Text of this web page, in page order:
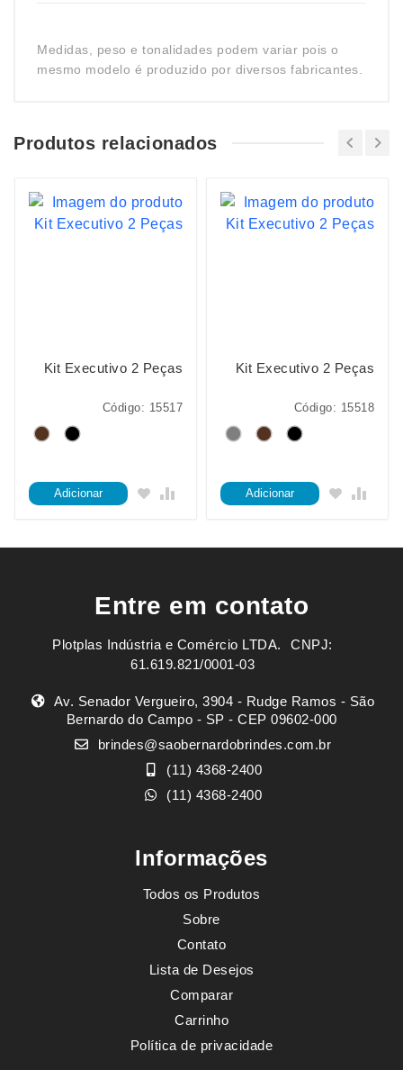
Medidas, peso e tonalidades podem variar pois o
mesmo modelo é produzido por diversos fabricantes.
Produtos relacionados
Kit Executivo 2 Peças
Código: 15517
Adicionar
Kit Executivo 2 Peças
Código: 15518
Adicionar
Entre em contato
Plotplas Indústria e Comércio LTDA. ㅤㅤㅤ CNPJ:
61.619.821/0001-03
Av. Senador Vergueiro, 3904 - Rudge Ramos - São
Bernardo do Campo - SP - CEP 09602-000
brindes@saobernardobrindes.com.br
(11) 4368-2400
(11) 4368-2400
Informações
Todos os Produtos
Sobre
Contato
Lista de Desejos
Comparar
Carrinho
Política de privacidade